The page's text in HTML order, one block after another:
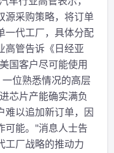
源采购策略，将订单
一代工厂，具体分配
高管告诉《日经亚
国客户尽可能使用
位熟悉情况的高层
芯片产能确实满负
难以追加新订单，因
可能。"消息人士告
工厂战略的推动力